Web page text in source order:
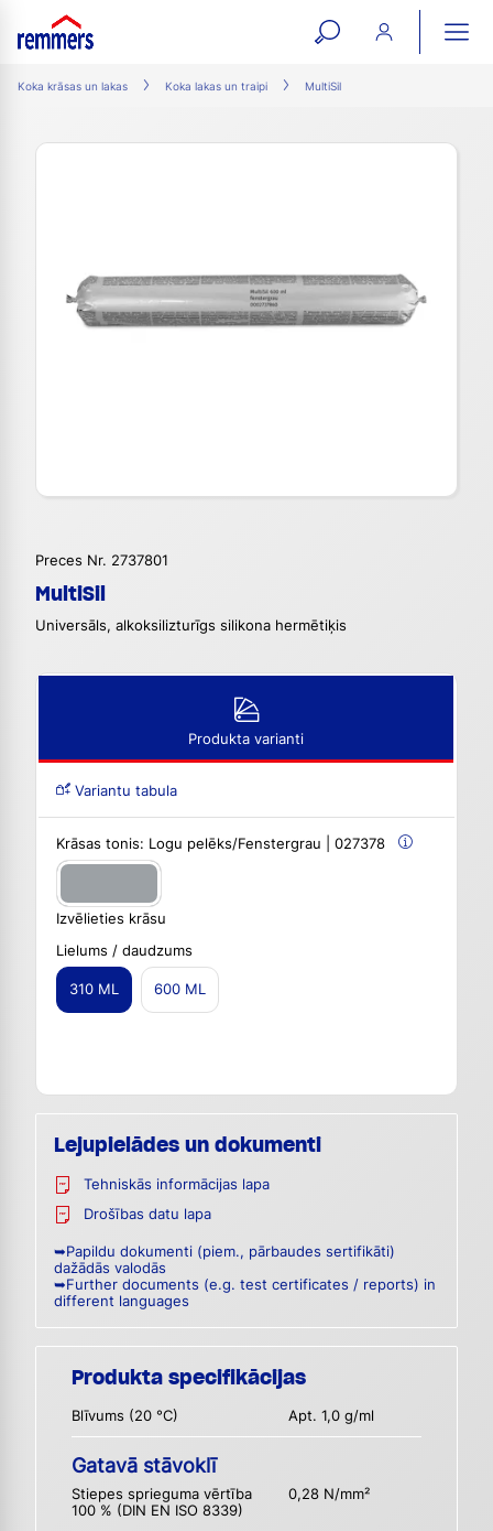
open
search
Koka krāsas un lakas Koka lakas un traipi MultiSil
Preces Nr. 2737801
MultiSil
Universāls, alkoksilizturīgs silikona hermētiķis
Produkta varianti
Variantu tabula
Krāsas tonis: Logu pelēks/Fenstergrau | 027378
Izvēlieties krāsu
Lielums / daudzums
310 ML 600 ML
Lejupielādes un dokumenti
Tehniskās informācijas lapa
Drošības datu lapa
➥Papildu dokumenti (piem., pārbaudes sertifikāti)
dažādās valodās
➥Further documents (e.g. test certificates / reports) in
different languages
Produkta specifikācijas
Blīvums (20 °C) Apt. 1,0 g/ml
Gatavā stāvoklī
Stiepes sprieguma vērtība
100 % (DIN EN ISO 8339)
0,28 N/mm²